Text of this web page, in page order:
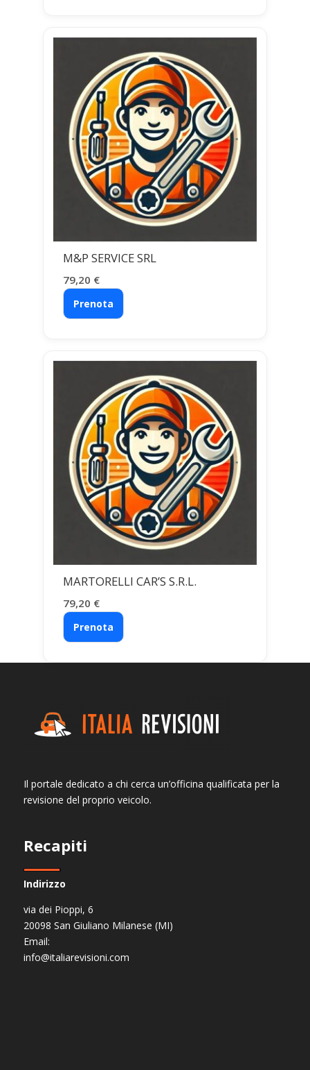
M&P SERVICE SRL
79,20 €
Prenota
MARTORELLI CAR’S S.R.L.
79,20 €
Prenota
Il portale dedicato a chi cerca un’officina qualificata per la
revisione del proprio veicolo.
Recapiti
Indirizzo
via dei Pioppi, 6
20098 San Giuliano Milanese (MI)
Email:
info@italiarevisioni.com